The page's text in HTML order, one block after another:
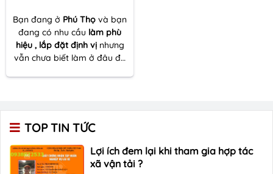
Bạn đang ở Phú Thọ và bạn
đang có nhu cầu làm phù
hiệu , lắp đặt định vị nhưng
vẫn chưa biết làm ở đâu để
tốt nhất !
TOP TIN TỨC
Lợi ích đem lại khi tham gia hợp tác
xã vận tải ?